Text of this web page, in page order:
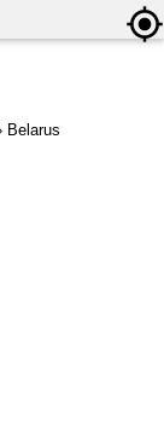
Belarus